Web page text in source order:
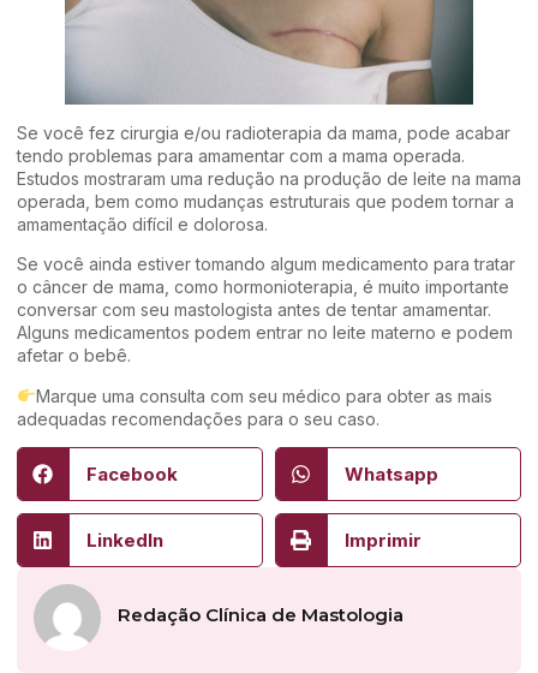
Se você fez cirurgia e/ou radioterapia da mama, pode acabar
tendo problemas para amamentar com a mama operada.
Estudos mostraram uma redução na produção de leite na mama
operada, bem como mudanças estruturais que podem tornar a
amamentação difícil e dolorosa.
Se você ainda estiver tomando algum medicamento para tratar
o câncer de mama, como hormonioterapia, é muito importante
conversar com seu mastologista antes de tentar amamentar.
Alguns medicamentos podem entrar no leite materno e podem
afetar o bebê.
Marque uma consulta com seu médico para obter as mais
adequadas recomendações para o seu caso.
Facebook Whatsapp
LinkedIn Imprimir
Redação Clínica de Mastologia